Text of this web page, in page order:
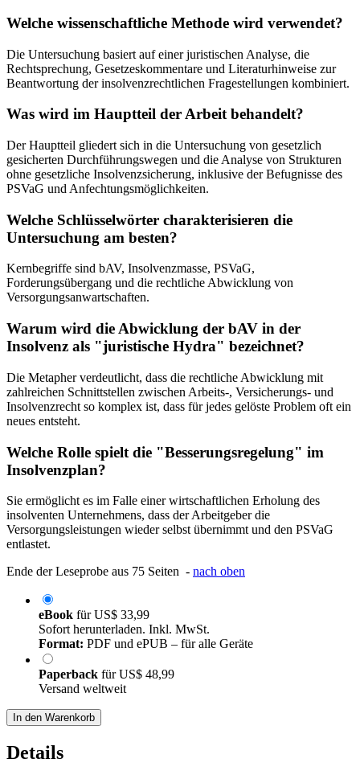
Welche wissenschaftliche Methode wird verwendet?
Die Untersuchung basiert auf einer juristischen Analyse, die
Rechtsprechung, Gesetzeskommentare und Literaturhinweise zur
Beantwortung der insolvenzrechtlichen Fragestellungen kombiniert.
Was wird im Hauptteil der Arbeit behandelt?
Der Hauptteil gliedert sich in die Untersuchung von gesetzlich
gesicherten Durchführungswegen und die Analyse von Strukturen
ohne gesetzliche Insolvenzsicherung, inklusive der Befugnisse des
PSVaG und Anfechtungsmöglichkeiten.
Welche Schlüsselwörter charakterisieren die
Untersuchung am besten?
Kernbegriffe sind bAV, Insolvenzmasse, PSVaG,
Forderungsübergang und die rechtliche Abwicklung von
Versorgungsanwartschaften.
Warum wird die Abwicklung der bAV in der
Insolvenz als "juristische Hydra" bezeichnet?
Die Metapher verdeutlicht, dass die rechtliche Abwicklung mit
zahlreichen Schnittstellen zwischen Arbeits-, Versicherungs- und
Insolvenzrecht so komplex ist, dass für jedes gelöste Problem oft ein
neues entsteht.
Welche Rolle spielt die "Besserungsregelung" im
Insolvenzplan?
Sie ermöglicht es im Falle einer wirtschaftlichen Erholung des
insolventen Unternehmens, dass der Arbeitgeber die
Versorgungsleistungen wieder selbst übernimmt und den PSVaG
entlastet.
Ende der Leseprobe aus 75 Seiten - nach oben
eBook fürUS$ 33,99
Sofort herunterladen. Inkl. MwSt.
Format: PDF und ePUB – für alle Geräte
Paperback fürUS$ 48,99
Versand weltweit
In den Warenkorb
Details